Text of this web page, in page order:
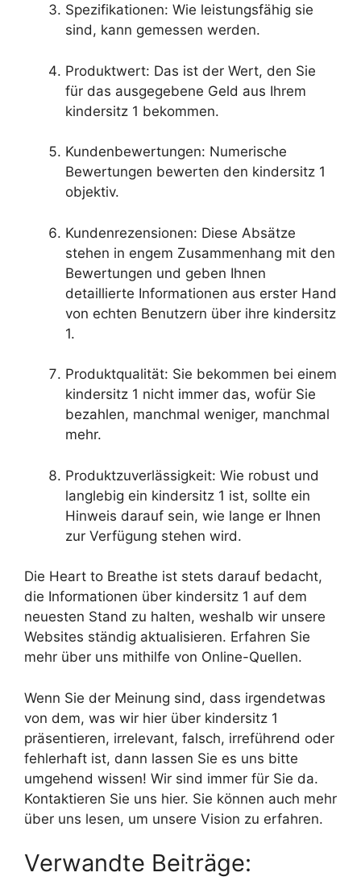
Spezifikationen: Wie leistungsfähig sie
sind, kann gemessen werden.
Produktwert: Das ist der Wert, den Sie
für das ausgegebene Geld aus Ihrem
kindersitz 1 bekommen.
Kundenbewertungen: Numerische
Bewertungen bewerten den kindersitz 1
objektiv.
Kundenrezensionen: Diese Absätze
stehen in engem Zusammenhang mit den
Bewertungen und geben Ihnen
detaillierte Informationen aus erster Hand
von echten Benutzern über ihre kindersitz
1.
Produktqualität: Sie bekommen bei einem
kindersitz 1 nicht immer das, wofür Sie
bezahlen, manchmal weniger, manchmal
mehr.
Produktzuverlässigkeit: Wie robust und
langlebig ein kindersitz 1 ist, sollte ein
Hinweis darauf sein, wie lange er Ihnen
zur Verfügung stehen wird.
Die Heart to Breathe ist stets darauf bedacht,
die Informationen über kindersitz 1 auf dem
neuesten Stand zu halten, weshalb wir unsere
Websites ständig aktualisieren. Erfahren Sie
mehr über uns mithilfe von Online-Quellen.
Wenn Sie der Meinung sind, dass irgendetwas
von dem, was wir hier über kindersitz 1
präsentieren, irrelevant, falsch, irreführend oder
fehlerhaft ist, dann lassen Sie es uns bitte
umgehend wissen! Wir sind immer für Sie da.
Kontaktieren Sie uns hier. Sie können auch mehr
über uns lesen, um unsere Vision zu erfahren.
Verwandte Beiträge: